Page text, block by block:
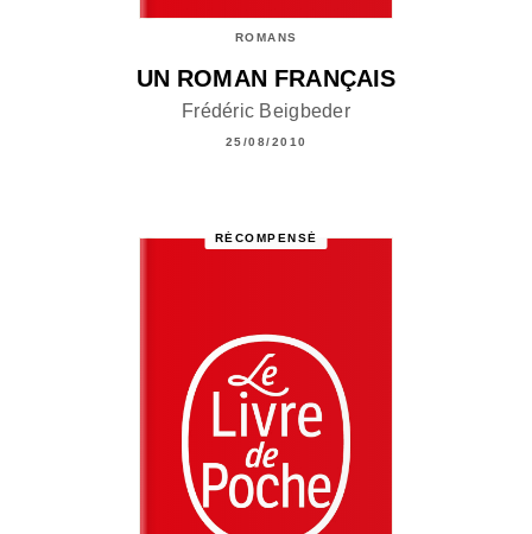
ROMANS
UN ROMAN FRANÇAIS
Frédéric Beigbeder
25/08/2010
RÉCOMPENSÉ